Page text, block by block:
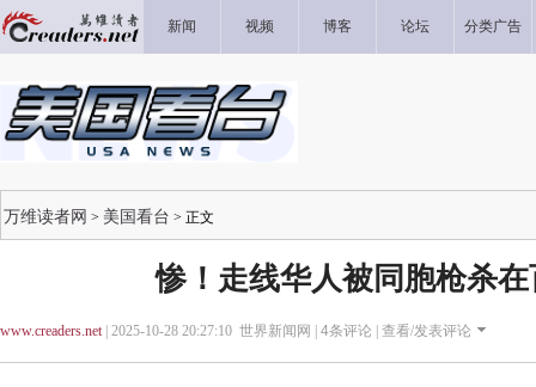
新闻 视频 博客 论坛 分类广告
万维读者网 > 美国看台 > 正文
惨！走线华人被同胞枪杀
www.creaders.net| 2025-10-28 20:27:10 世界新闻网 | 4条评论 | 查看/发表评论